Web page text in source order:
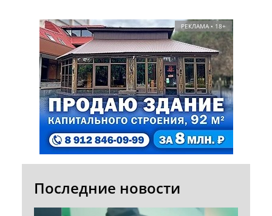
РЕКЛАМА • 18+
Последние новости